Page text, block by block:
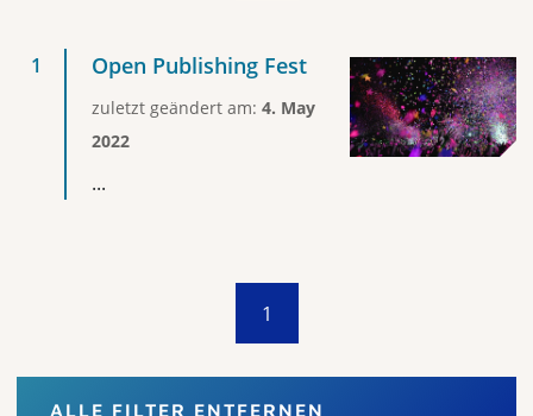
Open Publishing Fest
zuletzt geändert am: 4. May
2022
...
1
ALLE FILTER ENTFERNEN